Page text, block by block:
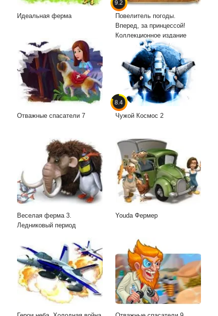
Идеальная ферма
9.2
Повелитель погоды.
Вперед, за принцессой!
Коллекционное издание
Отважные спасатели 7
8.4
Чужой Космос 2
Веселая ферма 3.
Ледниковый период
Youda Фермер